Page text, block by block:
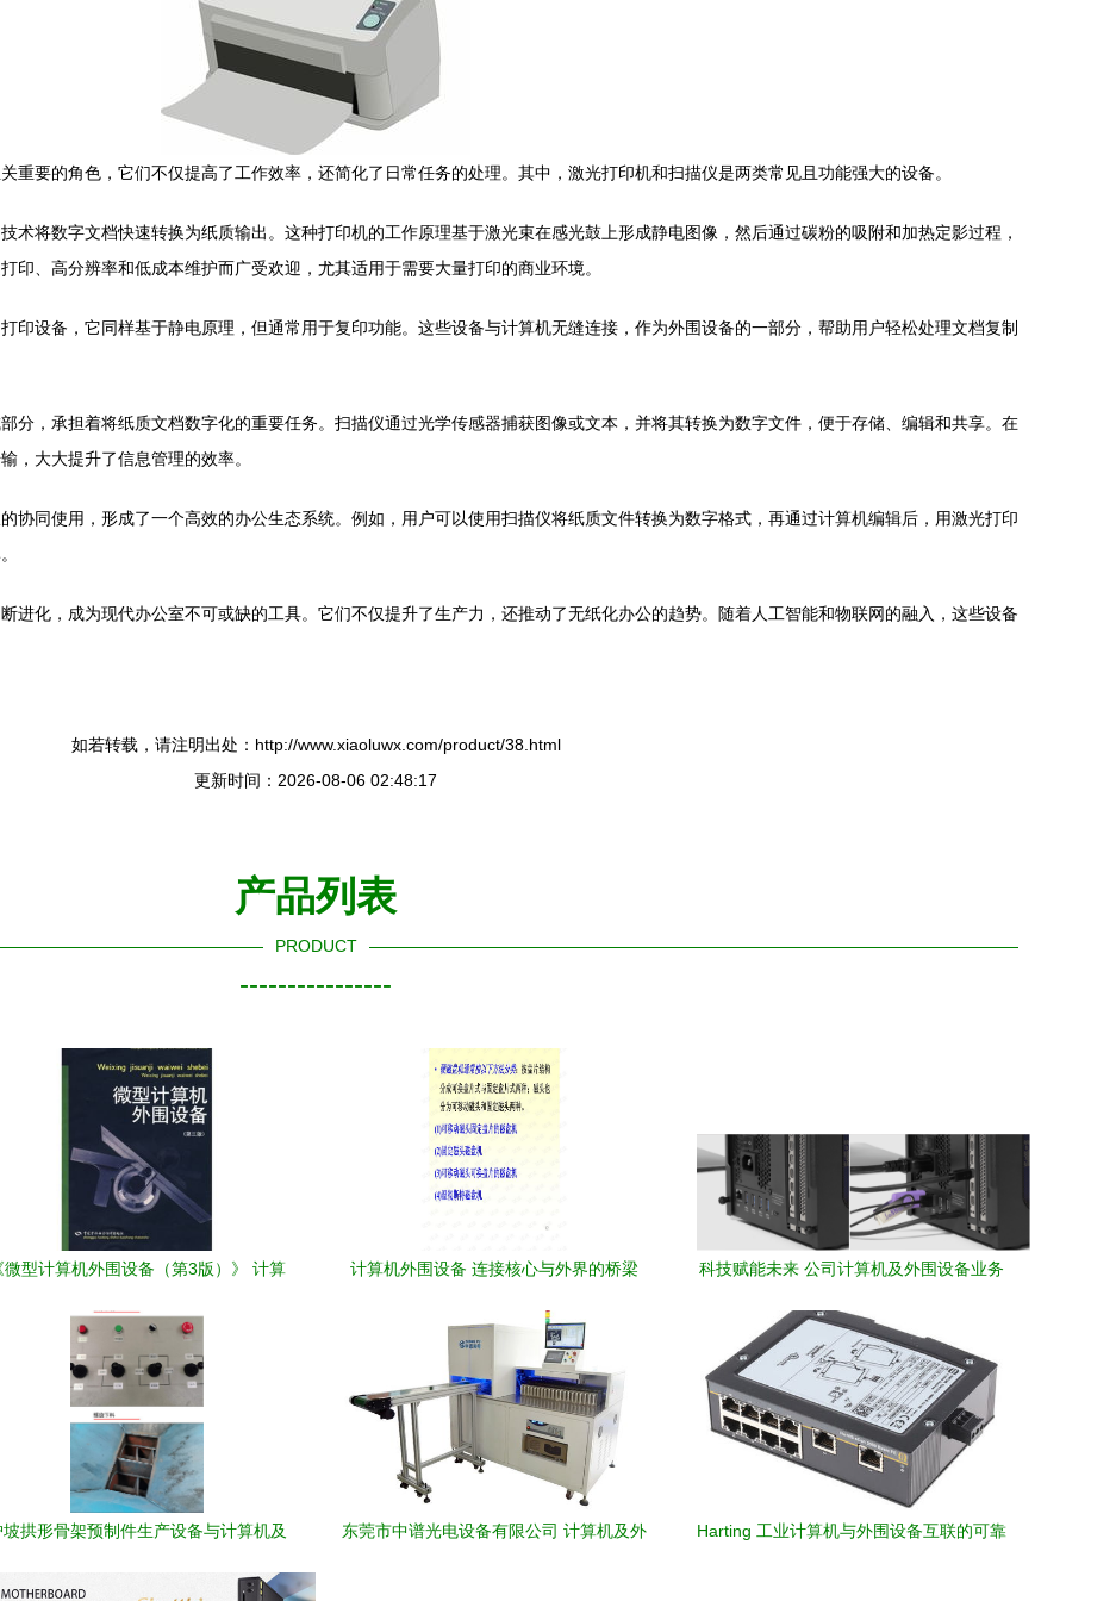
重要的角色，它们不仅提高了工作效率，还简化了日常任务的处理。其中，激光打印机和扫描仪是两类常见且功能强大的设备。
术将数字文档快速转换为纸质输出。这种打印机的工作原理基于激光束在感光鼓上形成静电图像，然后通过碳粉的吸附和加热定影过程，
印、高分辨率和低成本维护而广受欢迎，尤其适用于需要大量打印的商业环境。
印设备，它同样基于静电原理，但通常用于复印功能。这些设备与计算机无缝连接，作为外围设备的一部分，帮助用户轻松处理文档复制
分，承担着将纸质文档数字化的重要任务。扫描仪通过光学传感器捕获图像或文本，并将其转换为数字文件，便于存储、编辑和共享。在
，大大提升了信息管理的效率。
协同使用，形成了一个高效的办公生态系统。例如，用户可以使用扫描仪将纸质文件转换为数字格式，再通过计算机编辑后，用激光打印
进化，成为现代办公室不可或缺的工具。它们不仅提升了生产力，还推动了无纸化办公的趋势。随着人工智能和物联网的融入，这些设备
如若转载，请注明出处：http://www.xiaoluwx.com/product/38.html
更新时间：2026-08-06 02:48:17
产品列表
PRODUCT
----------------
微型计算机外围设备（第3版）》 计算
计算机外围设备 连接核心与外界的桥梁
科技赋能未来 公司计算机及外围设备业务
坡拱形骨架预制件生产设备与计算机及
东莞市中谱光电设备有限公司 计算机及外
Harting 工业计算机与外围设备互联的可靠